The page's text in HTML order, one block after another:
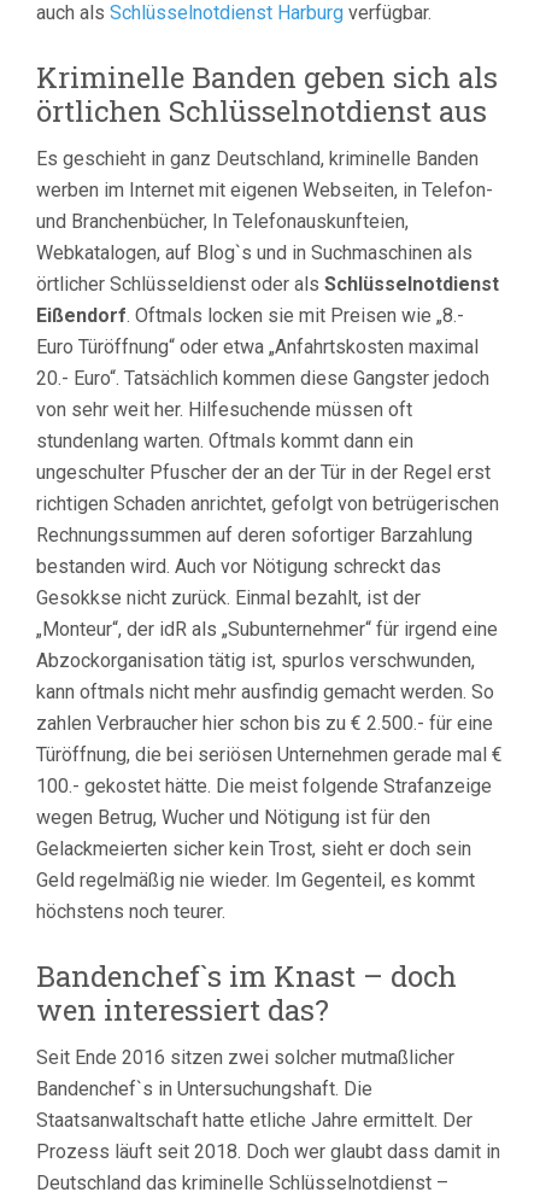
auch als Schlüsselnotdienst Harburg verfügbar.
Kriminelle Banden geben sich als
örtlichen Schlüsselnotdienst aus
Es geschieht in ganz Deutschland, kriminelle Banden
werben im Internet mit eigenen Webseiten, in Telefon-
und Branchenbücher, In Telefonauskunfteien,
Webkatalogen, auf Blog`s und in Suchmaschinen als
örtlicher Schlüsseldienst oder als Schlüsselnotdienst
Eißendorf. Oftmals locken sie mit Preisen wie „8.-
Euro Türöffnung“ oder etwa „Anfahrtskosten maximal
20.- Euro“. Tatsächlich kommen diese Gangster jedoch
von sehr weit her. Hilfesuchende müssen oft
stundenlang warten. Oftmals kommt dann ein
ungeschulter Pfuscher der an der Tür in der Regel erst
richtigen Schaden anrichtet, gefolgt von betrügerischen
Rechnungssummen auf deren sofortiger Barzahlung
bestanden wird. Auch vor Nötigung schreckt das
Gesokkse nicht zurück. Einmal bezahlt, ist der
„Monteur“, der idR als „Subunternehmer“ für irgend eine
Abzockorganisation tätig ist, spurlos verschwunden,
kann oftmals nicht mehr ausfindig gemacht werden. So
zahlen Verbraucher hier schon bis zu € 2.500.- für eine
Türöffnung, die bei seriösen Unternehmen gerade mal €
100.- gekostet hätte. Die meist folgende Strafanzeige
wegen Betrug, Wucher und Nötigung ist für den
Gelackmeierten sicher kein Trost, sieht er doch sein
Geld regelmäßig nie wieder. Im Gegenteil, es kommt
höchstens noch teurer.
Bandenchef`s im Knast – doch
wen interessiert das?
Seit Ende 2016 sitzen zwei solcher mutmaßlicher
Bandenchef`s in Untersuchungshaft. Die
Staatsanwaltschaft hatte etliche Jahre ermittelt. Der
Prozess läuft seit 2018. Doch wer glaubt dass damit in
Deutschland das kriminelle Schlüsselnotdienst –